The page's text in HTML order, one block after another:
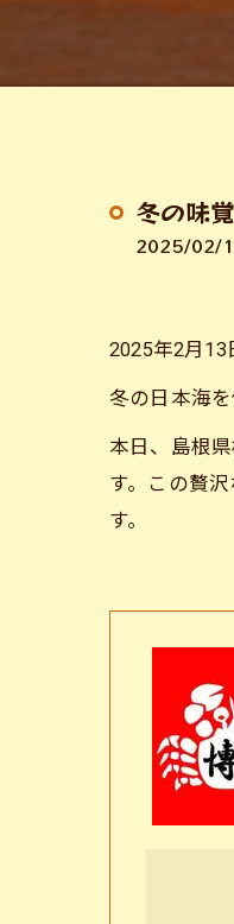
冬の味
2025/02/
2025年2月13
冬の日本海
本日、島根
す。この贅
す。